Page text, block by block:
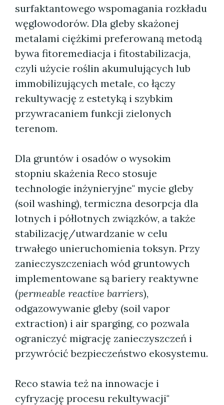
surfaktantowego wspomagania rozkładu
węglowodorów. Dla gleby skażonej
metalami ciężkimi preferowaną metodą
bywa fitoremediacja i fitostabilizacja,
czyli użycie roślin akumulujących lub
immobilizujących metale, co łączy
rekultywację z estetyką i szybkim
przywracaniem funkcji zielonych
terenom.
Dla gruntów i osadów o wysokim
stopniu skażenia Reco stosuje
technologie inżynieryjne" mycie gleby
(soil washing), termiczna desorpcja dla
lotnych i półlotnych związków, a także
stabilizację/utwardzanie w celu
trwałego unieruchomienia toksyn. Przy
zanieczyszczeniach wód gruntowych
implementowane są bariery reaktywne
(permeable reactive barriers),
odgazowywanie gleby (soil vapor
extraction) i air sparging, co pozwala
ograniczyć migrację zanieczyszczeń i
przywrócić bezpieczeństwo ekosystemu.
Reco stawia też na innowacje i
cyfryzację procesu rekultywacji"